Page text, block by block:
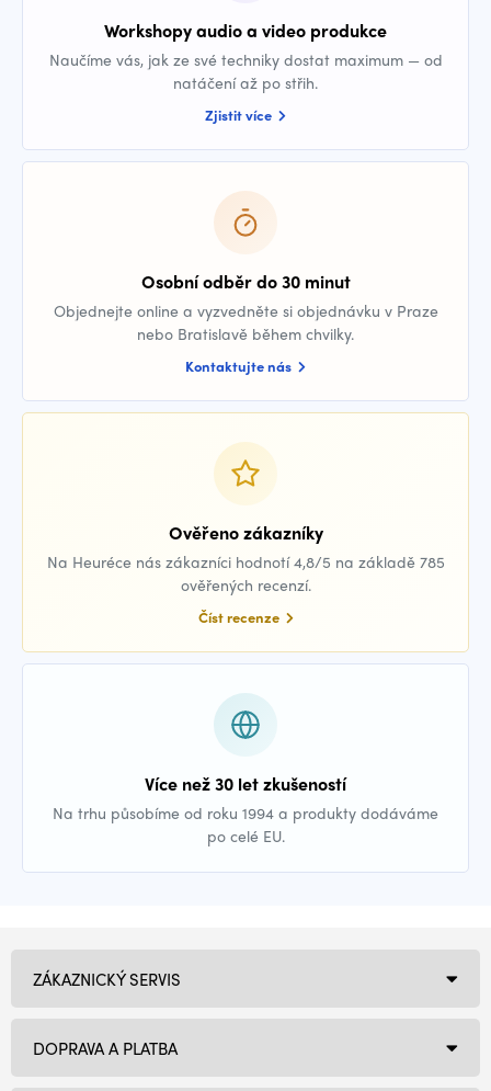
Workshopy audio a video produkce
Naučíme vás, jak ze své techniky dostat maximum — od
natáčení až po střih.
Zjistit více
Osobní odběr do 30 minut
Objednejte online a vyzvedněte si objednávku v Praze
nebo Bratislavě během chvilky.
Kontaktujte nás
Ověřeno zákazníky
Na Heuréce nás zákazníci hodnotí 4,8/5 na základě 785
ověřených recenzí.
Číst recenze
Více než 30 let zkušeností
Na trhu působíme od roku 1994 a produkty dodáváme
po celé EU.
ZÁKAZNICKÝ SERVIS
DOPRAVA A PLATBA